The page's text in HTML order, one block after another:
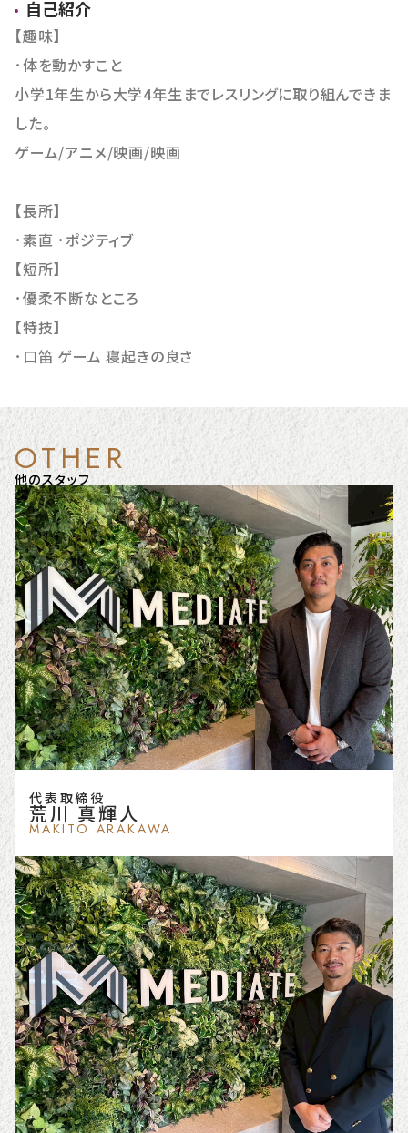
自己紹介
【趣味】
･体を動かすこと
小学1年生から大学4年生までレスリングに取り組んできま
した。
ゲーム/アニメ/映画/映画
【長所】
･素直 ･ポジティブ
【短所】
･優柔不断なところ
【特技】
･口笛 ゲーム 寝起きの良さ
OTHER
他のスタッフ
代表取締役
荒川 真輝人
MAKITO ARAKAWA